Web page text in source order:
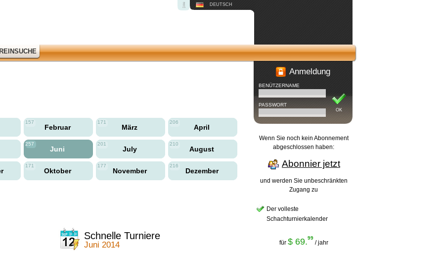
DEUTSCH
157
Februar
171
März
206
April
257
Juni
201
July
210
August
171
Oktober
177
November
216
Dezember
Schnelle Turniere
Juni 2014
Anmeldung
OK
BENÜTZERNAME
PASSWORT
Wenn Sie noch kein Abonnement
abgeschlossen haben:
Abonnier jetzt
und werden Sie unbeschränkten
Zugang zu
Der volleste
Schachturnierkalender
für $ 69.99
/ jahr